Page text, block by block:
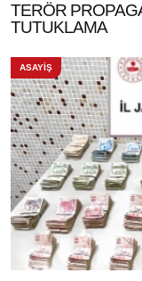
TERÖR
TUTUKLAMA
ASAYİŞ